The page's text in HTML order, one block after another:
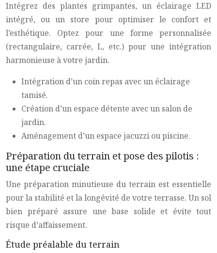
Intégrez des plantes grimpantes, un éclairage LED
intégré, ou un store pour optimiser le confort et
l’esthétique. Optez pour une forme personnalisée
(rectangulaire, carrée, L, etc.) pour une intégration
harmonieuse à votre jardin.
Intégration d’un coin repas avec un éclairage
tamisé.
Création d’un espace détente avec un salon de
jardin.
Aménagement d’un espace jacuzzi ou piscine.
Préparation du terrain et pose des pilotis :
une étape cruciale
Une préparation minutieuse du terrain est essentielle
pour la stabilité et la longévité de votre terrasse. Un sol
bien préparé assure une base solide et évite tout
risque d’affaissement.
Étude préalable du terrain